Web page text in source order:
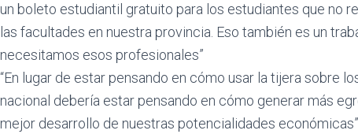
un boleto estudiantil gratuito para los estudiantes que no
las facultades en nuestra provincia. Eso también es un
necesitamos esos profesionales”
“En lugar de estar pensando en cómo usar la tijera sobre
nacional debería estar pensando en cómo generar más
mejor desarrollo de nuestras potencialidades